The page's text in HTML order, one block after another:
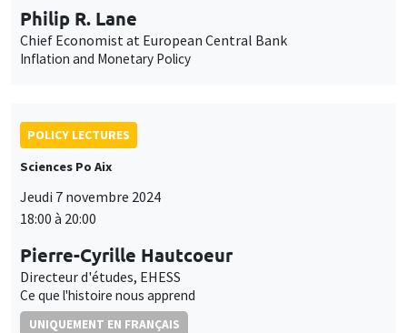
Philip R. Lane
Chief Economist at European Central Bank
Inflation and Monetary Policy
POLICY LECTURES
Sciences Po Aix
Jeudi 7 novembre 2024
18:00 à 20:00
Pierre-Cyrille Hautcoeur
Directeur d'études, EHESS
Ce que l'histoire nous apprend
UNIQUEMENT EN FRANÇAIS